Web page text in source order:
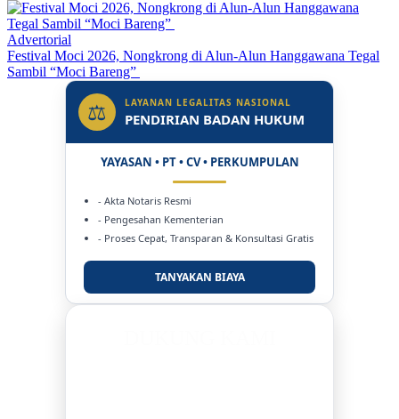
Advertorial
Festival Moci 2026, Nongkrong di Alun-Alun Hanggawana Tegal
Sambil “Moci Bareng”
⚖ LAYANAN LEGALITAS NASIONAL
PENDIRIAN BADAN HUKUM
YAYASAN • PT • CV • PERKUMPULAN
- Akta Notaris Resmi
- Pengesahan Kementerian
- Proses Cepat, Transparan & Konsultasi Gratis
TANYAKAN BIAYA